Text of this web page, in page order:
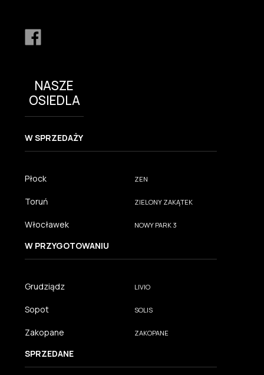
NASZE
OSIEDLA
W SPRZEDAŻY
Płock ZEN
Toruń ZIELONY ZAKĄTEK
Włocławek NOWY PARK 3
W PRZYGOTOWANIU
Grudziądz LIVIO
Sopot SOLIS
Zakopane ZAKOPANE
SPRZEDANE